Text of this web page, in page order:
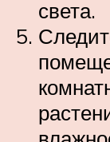
света.